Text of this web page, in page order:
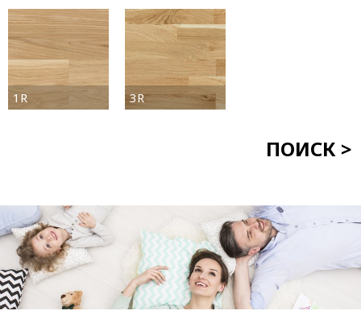
1R 3R